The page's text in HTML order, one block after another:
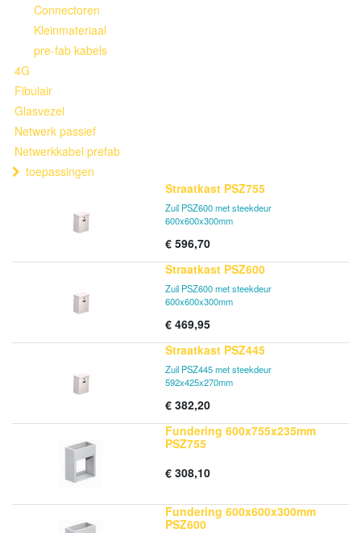
Connectoren
Kleinmateriaal
pre-fab kabels
4G
Fibulair
Glasvezel
Netwerk passief
Netwerkkabel prefab
toepassingen
Straatkast PSZ755
Zuil PSZ600 met steekdeur
600x600x300mm
€ 596,70
Straatkast PSZ600
Zuil PSZ600 met steekdeur
600x600x300mm
€ 469,95
Straatkast PSZ445
Zuil PSZ445 met steekdeur
592x425x270mm
€ 382,20
Fundering 600x755x235mm
PSZ755
€ 308,10
Fundering 600x600x300mm
PSZ600